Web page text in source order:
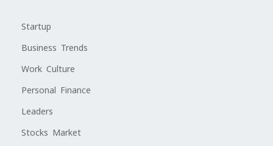
Startup
Business Trends
Work Culture
Personal Finance
Leaders
Stocks Market